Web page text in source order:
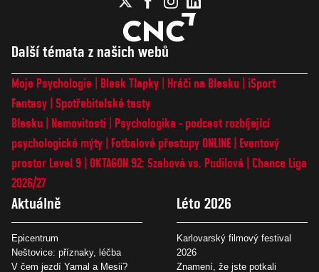
Další témata z našich webů
Moje Psychologie Blesk Tlapky Hráči na Blesku
iSport
Fantasy Spotřebitelské testy
Blesku
Nemovitosti
Psychologika - podcast rozbíjející
psychologické mýty
Fotbalové přestupy ONLINE
Eventový
prostor Level 9 OKTAGON 92: Szabová vs. Pudilová
Chance Liga
2026/27
Aktuálně
Epicentrum
Neštovice: příznaky, léčba
V čem jezdí Yamal a Mesii?
Léto 2026
Karlovarský filmový festival
2026
Znamení, že jste potkali